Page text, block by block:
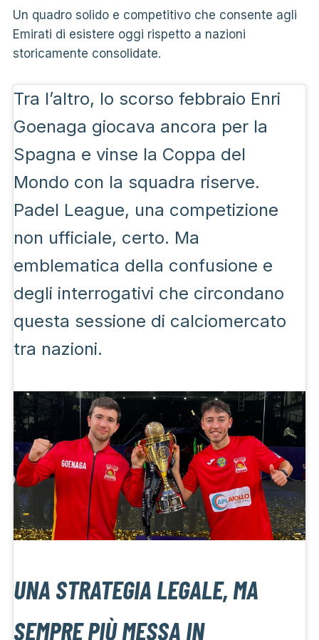
Un quadro solido e competitivo che consente agli
Emirati di esistere oggi rispetto a nazioni
storicamente consolidate.
Tra l’altro, lo scorso febbraio Enri
Goenaga giocava ancora per la
Spagna e vinse la Coppa del
Mondo con la squadra riserve.
Padel League, una competizione
non ufficiale, certo. Ma
emblematica della confusione e
degli interrogativi che circondano
questa sessione di calciomercato
tra nazioni.
UNA STRATEGIA LEGALE, MA
SEMPRE PIÙ MESSA IN